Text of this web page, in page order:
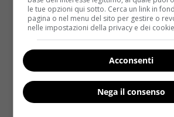
peso. I partecipanti del gruppo dei
erano riusciti amantenere una
dell’organismo più sana e hanno
massa grassa corporea. Inoltre le
che avevano effettuato sei pasti al
anchelivelli sani di glucosio,
colesterolo
le tue opzioni qui sotto. Cerca un link in
pagina o nel menu del sito per gestire o
nelle impostazioni della privacy e dei
Acconsenti
Nega il consenso